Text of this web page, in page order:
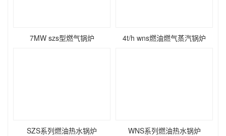
7MW szs型燃气锅炉 4t/h wns燃油燃气蒸汽锅炉
SZS系列燃油热水锅炉 WNS系列燃油热水锅炉